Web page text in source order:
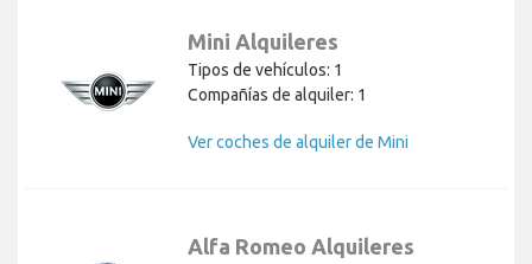
Mini Alquileres
Tipos de vehículos: 1
Compañías de alquiler: 1
Ver coches de alquiler de Mini
Alfa Romeo Alquileres